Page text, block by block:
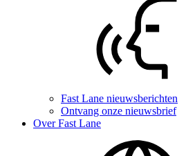
Fast Lane nieuwsberichten
Ontvang onze nieuwsbrief
Over Fast Lane